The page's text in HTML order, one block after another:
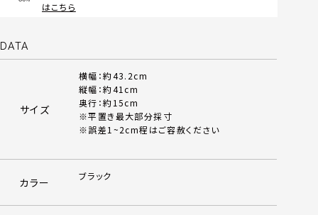
はこちら
DATA
サイズ
横幅：約43.2cm
縦幅：約41cm
奥行：約15cm
※平置き最大部分採寸
※誤差1~2cm程はご容赦ください
カラー ブラック